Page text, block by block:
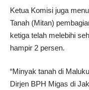
Ketua Komisi juga
Tanah (Mitan)
ketiga telah melebihi
hampir 2 persen.
“Minyak tanah di
Dirjen BPH Migas di